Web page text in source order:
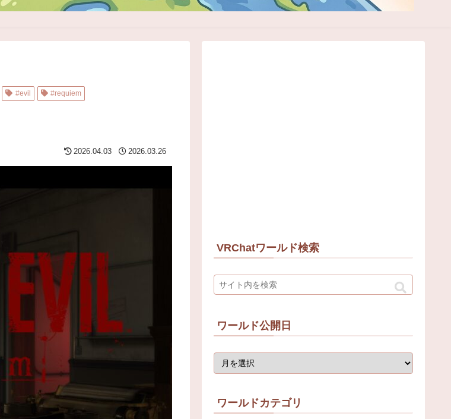
#evil #requiem
2026.04.03 2026.03.26
VRChatワールド検索
ワールド公開日
ワールドカテゴリ